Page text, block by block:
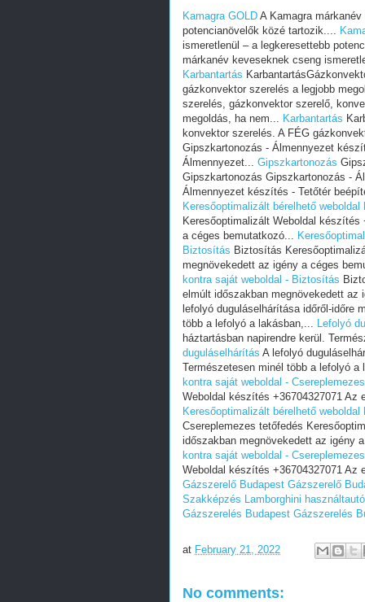
Kamagra GOLD A Kamagra
potencianövelők közé tartozik....
ismeretlenül – a legkeresettebb
márkanév keveseknek cseng
Karbantartás
gázkonvektor szerelés a legjobb
szerelés, gázkonvektor szerelő,
megoldás, ha nem... Karbantartás
konvektor szerelés. A FÉG
Gipszkartonozás - Álmennyezet
Álmennyezet... Gipszkartonozás
Gipszkartonozás Gipszkartonozás -
Álmennyezet készítés - Tetőtér
Keresőoptimalizált bérelhető
Keresőoptimalizált Weboldal
a céges bemutatkozó...
Biztosítás Biztosítás
megnövekedett az igény a céges
kontra saját weboldal - Biztosítás
elmúlt időszakban megnövekedett az
lefolyó duguláselhárítása időről-időre
több a lefolyó a lakásban,... Lefolyó
háztartásban napirendre kerül.
duguláselhárítás A lefolyó
Természetesen minél több a lefolyó a
kontra saját weboldal -
Weboldal készítés +36704327071 Az
Keresőoptimalizált bérelhető
Csereplemezes tetőfedés
időszakban megnövekedett az igény
kontra saját weboldal -
Weboldal készítés +36704327071 Az
Gázszerelő Budapest Gázszerelő
Szakképzés Lamborghini
Gázszerelés Budapest Gázszerelés
at February 21, 2022
No comments: